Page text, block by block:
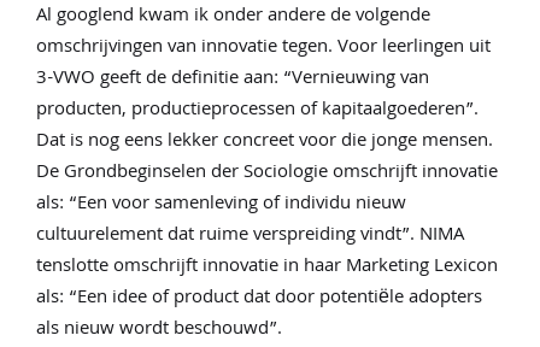
Al googlend kwam ik onder andere de volgende
omschrijvingen van innovatie tegen. Voor leerlingen uit
3-VWO geeft de definitie aan: “Vernieuwing van
producten, productieprocessen of kapitaalgoederen”.
Dat is nog eens lekker concreet voor die jonge mensen.
De Grondbeginselen der Sociologie omschrijft innovatie
als: “Een voor samenleving of individu nieuw
cultuurelement dat ruime verspreiding vindt”. NIMA
tenslotte omschrijft innovatie in haar Marketing Lexicon
als: “Een idee of product dat door potentiële adopters
als nieuw wordt beschouwd”.